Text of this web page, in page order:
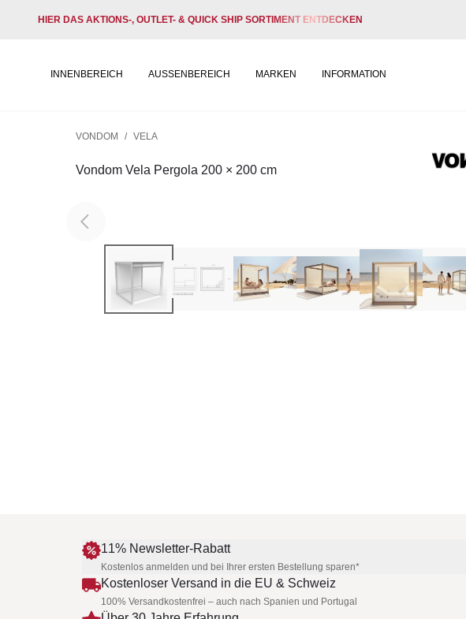
HIER DAS AKTIONS-, OUTLET- & QUICK SHIP SORTIMENT ENTDECKEN
INNENBEREICH AUSSENBEREICH MARKEN INFORMATION
VONDOM / VELA
Vondom Vela Pergola 200 × 200 cm
11% Newsletter-Rabatt
Kostenlos anmelden und bei Ihrer ersten Bestellung sparen*
Kostenloser Versand in die EU & Schweiz
100% Versandkostenfrei – auch nach Spanien und Portugal